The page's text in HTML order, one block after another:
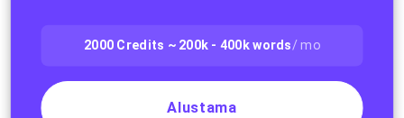
2000 Credits ~ 200k - 400kwords/ mo
Alustama